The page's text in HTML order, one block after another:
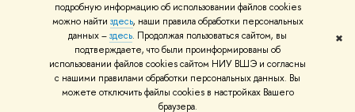
подробную информацию об использовании файлов cookies
можно найти здесь, наши правила обработки персональных
данных –здесь. Продолжая пользоваться сайтом, вы
подтверждаете, что были проинформированы об
использовании файлов cookies сайтом НИУ ВШЭ и согласны
с нашими правилами обработки персональных данных. Вы
можете отключить файлы cookies в настройках Вашего
браузера.
✖
Работа в Вышке
© НИУ ВШЭ 1993–2026 Адреса и контакты Условия использования
материалов Политика конфиденциальности Карта сайта
Шрифты HSE Sans и HSE Slab разработаны вШколе дизайна НИУ ВШЭ